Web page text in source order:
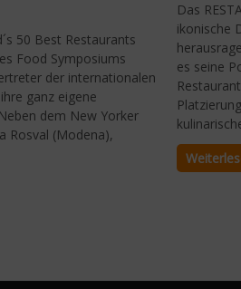
50 Best Restaurants
Food Symposiums
der internationalen
ganz eigene
dem New Yorker
Rosval (Modena),
Das
ikonische
es seine